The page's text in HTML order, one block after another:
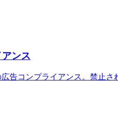
ンス
告コンプライアンス。禁止